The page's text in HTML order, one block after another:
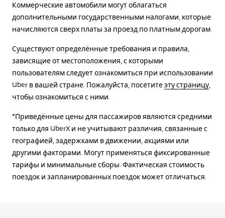
Коммерческие автомобили могут облагаться
дополнительными государственными налогами, которые
начисляются сверх платы за проезд по платным дорогам.
Существуют определённые требования и правила,
зависящие от местоположения, с которыми
пользователям следует ознакомиться при использовании
Uber в вашей стране. Пожалуйста, посетитеэту страницу,
чтобы ознакомиться с ними.
*Приведённые цены для пассажиров являются средними
только для UberX и не учитывают различия, связанные с
географией, задержками в движении, акциями или
другими факторами. Могут применяться фиксированные
тарифы и минимальные сборы. Фактическая стоимость
поездок и запланированных поездок может отличаться.